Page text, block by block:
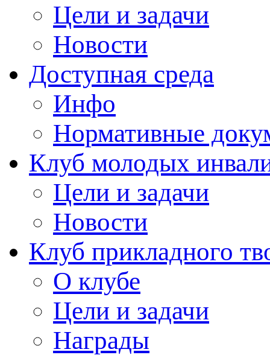
Цели и задачи
Новости
Доступная среда
Инфо
Нормативные
Клуб молодых
Цели и задачи
Новости
Клуб прикладного
О клубе
Цели и задачи
Награды